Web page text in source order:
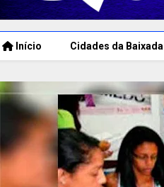
Início Cidades da Baixada